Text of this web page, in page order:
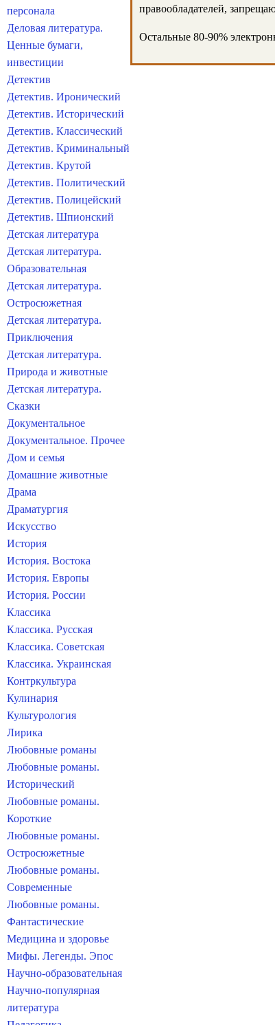
правообладателей,
Остальные 80-90%
персонала
Деловая литература.
Ценные бумаги,
инвестиции
Детектив
Детектив. Иронический
Детектив. Исторический
Детектив. Классический
Детектив. Криминальный
Детектив. Крутой
Детектив. Политический
Детектив. Полицейский
Детектив. Шпионский
Детская литература
Детская литература.
Образовательная
Детская литература.
Остросюжетная
Детская литература.
Приключения
Детская литература.
Природа и животные
Детская литература.
Сказки
Документальное
Документальное. Прочее
Дом и семья
Домашние животные
Драма
Драматургия
Искусство
История
История. Востока
История. Европы
История. России
Классика
Классика. Русская
Классика. Советская
Классика. Украинская
Контркультура
Кулинария
Культурология
Лирика
Любовные романы
Любовные романы.
Исторический
Любовные романы.
Короткие
Любовные романы.
Остросюжетные
Любовные романы.
Современные
Любовные романы.
Фантастические
Медицина и здоровье
Мифы. Легенды. Эпос
Научно-образовательная
Научно-популярная
литература